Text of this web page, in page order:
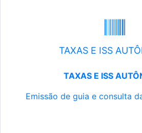
TAXAS E ISS
TAXAS E ISS
Emissão de guia e consulta